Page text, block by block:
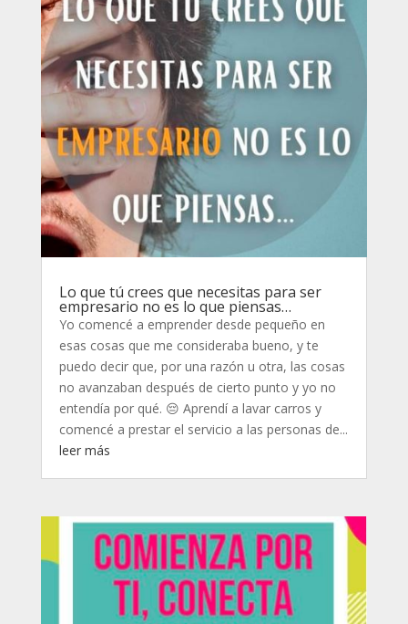
Lo que tú crees que necesitas para ser
empresario no es lo que piensas…
Yo comencé a emprender desde pequeño en
esas cosas que me consideraba bueno, y te
puedo decir que, por una razón u otra, las cosas
no avanzaban después de cierto punto y yo no
entendía por qué. 😔 Aprendí a lavar carros y
comencé a prestar el servicio a las personas de...
leer más